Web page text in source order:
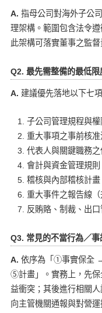
A. 指母公司對海外子公
理架構。範圍包含法令
此架構可落實董事之監
Q2. 最先需整備的最低限
A. 建議優先落地以下七項
子公司管理規程與
重大事項之事前核准
代表人與關鍵職務
會計與資金管理規則
稽核與內部稽核計畫
重大事件之報告線（
反賄賂、制裁、出
Q3. 常見的不當行為／事
A. 依序為「①事實保
⑤計畫」。實務上，先保
益衝突；其後進行相關
向主管機關通報與對營